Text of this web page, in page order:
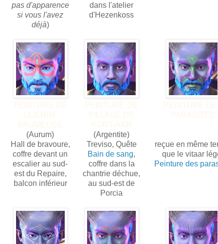
pas d'apparence
si vous l'avez
déjà)
dans l'atelier
d'Hezenkoss
PEINTURE DE
GUERRE
BRUMEUSE
(Aurum)
Hall de bravoure,
coffre devant un
escalier au sud-
est du Repaire,
balcon inférieur
PEINTURE DE
PILLAGE DE
KONT-AAR
(Argentite)
Treviso, Quête
Bain de sang,
coffre dans la
chantrie déchue,
au sud-est de
Porcia
PEINTURE
PARASITES
reçue en même
que le vitaar
Peinture des